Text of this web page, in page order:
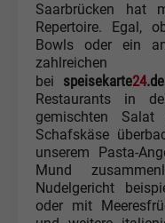
Saarbrücken hat
Repertoire. Egal,
Bowls oder ein
bei speisekarte24.de
Restaurants in
gemischten
Schafskäse
unserem Pasta-
Mund
Nudelgericht
oder mit